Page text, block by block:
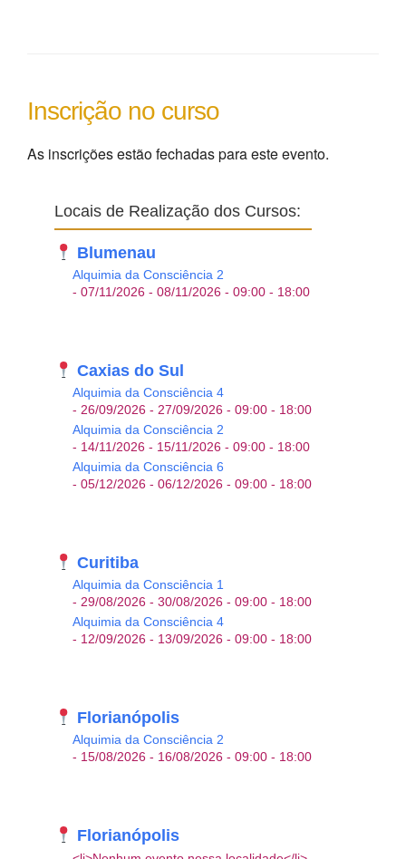
As inscrições estão fechadas para este evento.
Locais de Realização dos Cursos:
Blumenau
Alquimia da Consciência 2
- 07/11/2026 - 08/11/2026 - 09:00 - 18:00
Caxias do Sul
Alquimia da Consciência 4
- 26/09/2026 - 27/09/2026 - 09:00 - 18:00
Alquimia da Consciência 2
- 14/11/2026 - 15/11/2026 - 09:00 - 18:00
Alquimia da Consciência 6
- 05/12/2026 - 06/12/2026 - 09:00 - 18:00
Curitiba
Alquimia da Consciência 1
- 29/08/2026 - 30/08/2026 - 09:00 - 18:00
Alquimia da Consciência 4
- 12/09/2026 - 13/09/2026 - 09:00 - 18:00
Florianópolis
Alquimia da Consciência 2
- 15/08/2026 - 16/08/2026 - 09:00 - 18:00
Florianópolis